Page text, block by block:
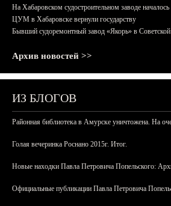
На Хабаровском судостроительном заводе
ЦУМ в Хабаровске вернули государству
Бывший судоремонтный завод «Якорь» в
Архив новостей >>
ИЗ БЛОГОВ
Районная библиотека в Амурске уничтожена. На
Голая вечеринка Роснано 2015г. Итог.
Новые находки Павла Петровича Попельского:
Официальные публикации Павла Петровича